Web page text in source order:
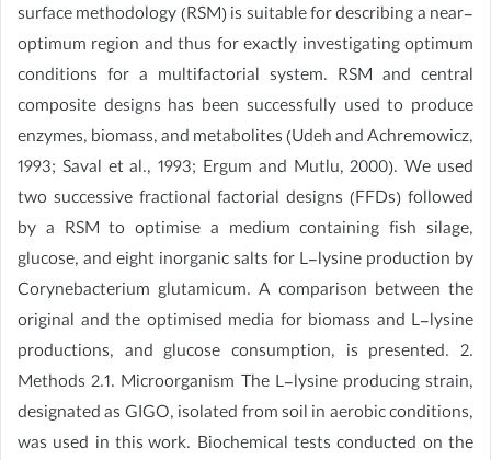
surface methodology (RSM) is suitable for describing a near-
optimum region and thus for exactly investigating optimum
conditions for a multifactorial system. RSM and central
composite designs has been successfully used to produce
enzymes, biomass, and metabolites (Udeh and Achremowicz,
1993; Saval et al., 1993; Ergum and Mutlu, 2000). We used
two successive fractional factorial designs (FFDs) followed
by a RSM to optimise a medium containing fish silage,
glucose, and eight inorganic salts for L-lysine production by
Corynebacterium glutamicum. A comparison between the
original and the optimised media for biomass and L-lysine
productions, and glucose consumption, is presented. 2.
Methods 2.1. Microorganism The L-lysine producing strain,
designated as GIGO, isolated from soil in aerobic conditions,
was used in this work. Biochemical tests conducted on the